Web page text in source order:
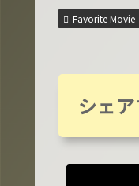
Favorite Movie
シェ